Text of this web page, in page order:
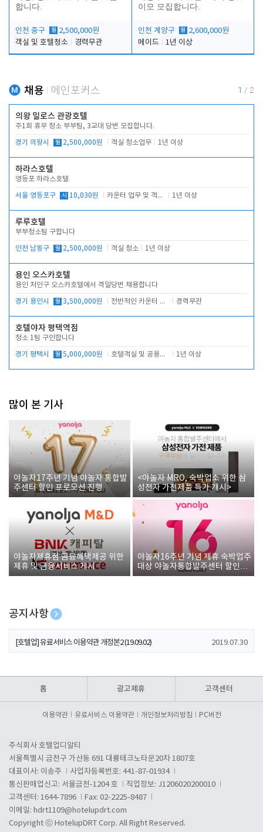
합니다.
인천 중구 월 2,500,000원
객실 및 호텔청소
경력무관
이모 모집합니다.
인천 계양구 월 2,600,000원
메이드
1년 이상
채용 메인포커스 1 / 2
의왕 밀로스 관광호텔
주1회 휴무 청소 부부팀, 3교대 당번 모집합니다.
경기 의왕시 월 2,500,000원 객실 청소업무 1년 이상
하라스호텔
영등포 하라스호텔
서울 영등포구 시 10,030원 카운터 업무 및 객실관리(청소상태 확인, 객실판매) 1년 이상
루루호텔
부부청소팀 구합니다
인천 남동구 월 2,500,000원 객실 청소 1년 이상
용인 오스카호텔
용인 처인구 오스카호텔에서 격일당번 채용합니다
경기 용인시 월 3,500,000원 전반적인 카운터 업무 경력무관
호텔야자 평택역점
청소 1팀 구인합니다
경기 평택시 월 5,000,000원 호텔객실 및 공용시설 청소 관리 1년 이상
많이 본 기사
야놀자17주년 기념 야놀자 통합발
주센터 할인 프로모션 진행
<야놀자 MRO, 숙박업소 위한 삼
성전자 가전제품 특가 개시>
야놀자제휴점 금융혜택제공 위한
제휴 및 금융서비스 게시
야놀자16주년 기념 제휴 숙박업주
대상 야놀자통합발주센터 할인쿠
폰 증정
공지사항
[호텔업] 개인정보 처리방침 개정본1 (19.09.02)
[호텔업] 유료서비스 이용약관 개정본2 (19.09.02) 2019.07.30
홈 광고제휴 고객센터
이용약관 유료서비스 이용약관 개인정보처리방침 PC버전
주식회사 호텔업디알티
서울특별시 금천구 가산동 691 대륭테크노타운20차 1807호
대표이사: 이송주
사업자등록번호: 441-87-01934
통신판매업신고: 서울금천-1204 호
직업정보: J1206020200010
고객센터: 1644-7896
Fax: 02-2225-8487
이메일: hdrt1109@hotelupdrt.com
Copyright ⓒ HotelupDRT Corp. All Right Reserved.